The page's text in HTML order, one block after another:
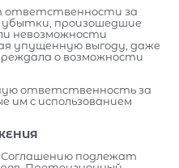
ответственности за
убытки, произошедшие
невозможности
упущенную выгоду, даже
о возможности
ответственность за
им с использованием
Соглашению подлежат